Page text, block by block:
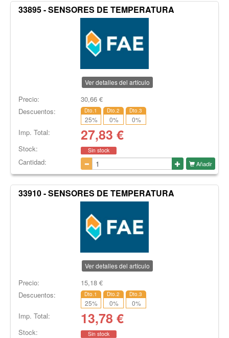
33895 - SENSORES DE TEMPERATURA
Ver detalles del artículo
Precio: 30,66€
Descuentos:
Dto.1
25%
Dto.2
0%
Dto.3
0%
Imp. Total: 27,83 €
Stock: Sin stock
Cantidad: Añadir
33910 - SENSORES DE TEMPERATURA
Ver detalles del artículo
Precio: 15,18€
Descuentos:
Dto.1
25%
Dto.2
0%
Dto.3
0%
Imp. Total: 13,78 €
Stock: Sin stock